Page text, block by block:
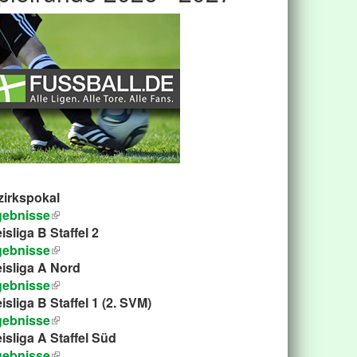
B Staffel 2
A Nord
B Staffel 1 (2. SVM)
A Staffel Süd